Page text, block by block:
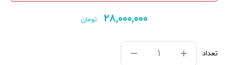
۲۸,۰۰۰,۰۰۰ تومان
تعداد